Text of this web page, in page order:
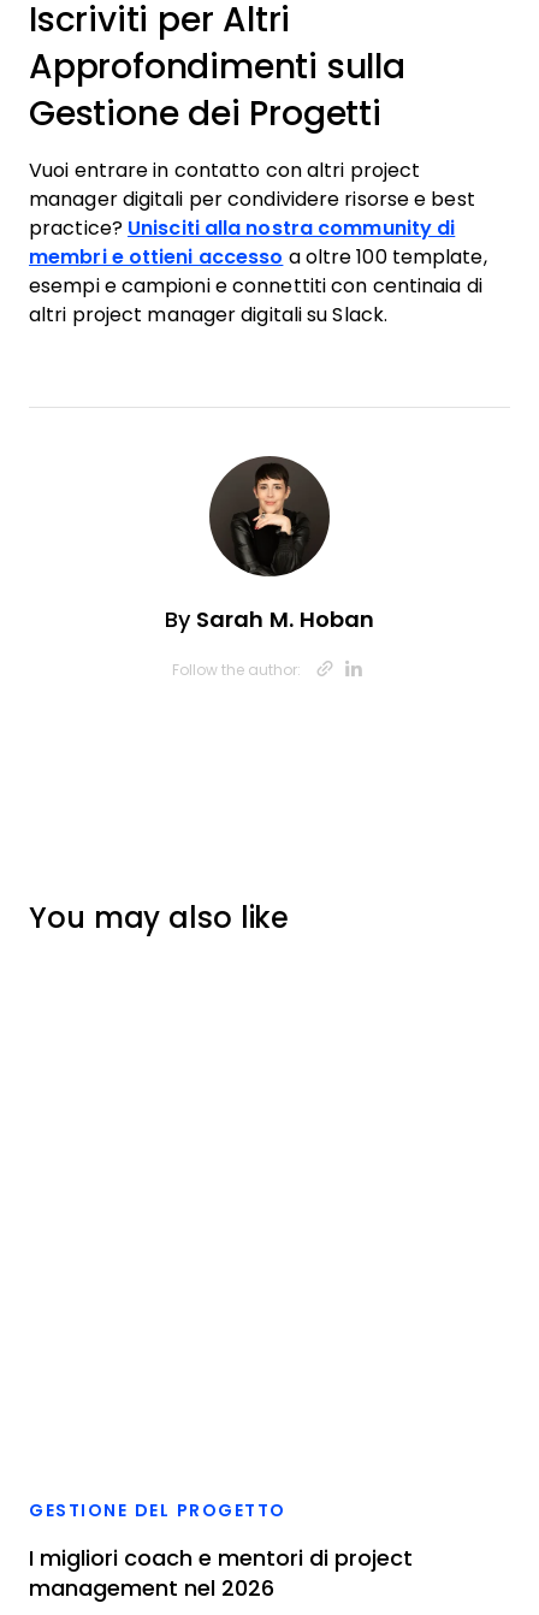
Iscriviti per Altri
Approfondimenti sulla
Gestione dei Progetti
Vuoi entrare in contatto con altri project
manager digitali per condividere risorse e best
practice? Unisciti alla nostra community di
membri e ottieni accesso a oltre 100 template,
esempi e campioni e connettiti con centinaia di
altri project manager digitali su Slack.
By Sarah M. Hoban
Follow the author: Opens new
You may also like
GESTIONE DEL PROGETTO
I migliori coach e mentori di project
management nel 2026